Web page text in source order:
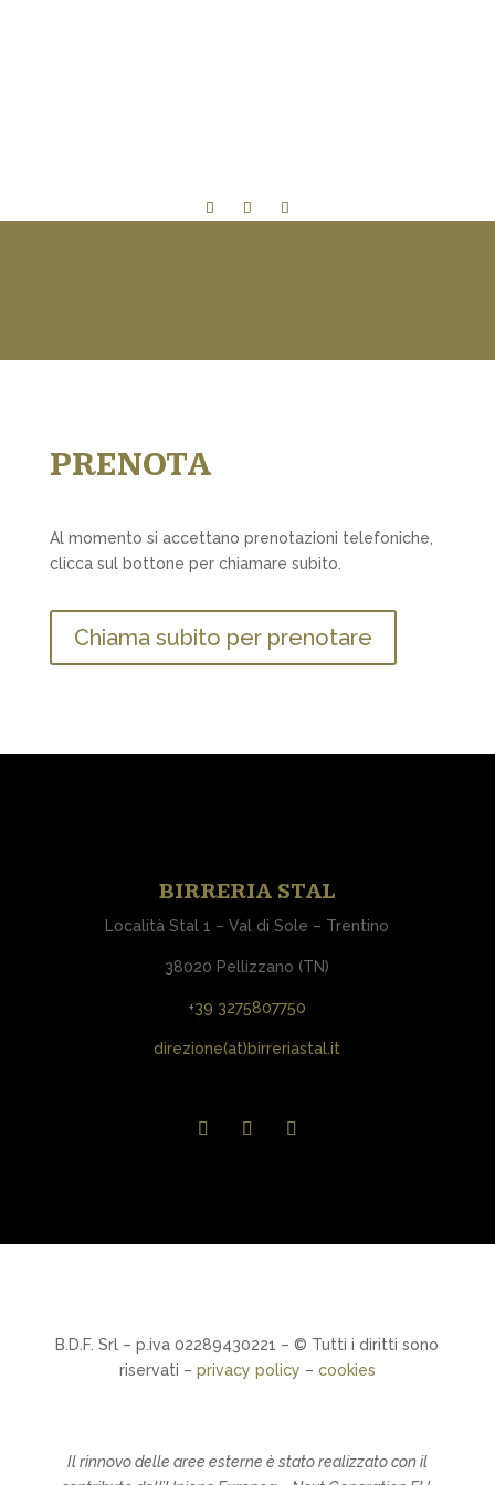
PRENOTA
Al momento si accettano prenotazioni telefoniche,
clicca sul bottone per chiamare subito.
Chiama subito per prenotare
BIRRERIA STAL
Località Stal 1 – Val di Sole – Trentino
38020 Pellizzano (TN)
+39 3275807750
direzione(at)birreriastal.it
B.D.F. Srl – p.iva 02289430221 – © Tutti i diritti sono
riservati – privacy policy – cookies
Il rinnovo delle aree esterne è stato realizzato con il